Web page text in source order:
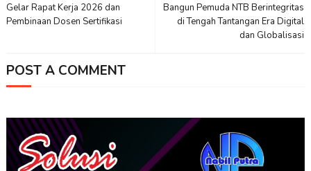
Bangun Pemuda NTB Berintegritas
di Tengah Tantangan Era Digital
dan Globalisasi
Gelar Rapat Kerja 2026 dan
Pembinaan Dosen Sertifikasi
POST A COMMENT